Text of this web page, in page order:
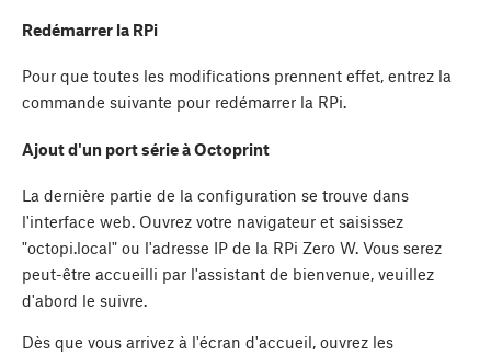
Redémarrer la RPi
Pour que toutes les modifications prennent effet, entrez la
commande suivante pour redémarrer la RPi.
Ajout d'un port série à Octoprint
La dernière partie de la configuration se trouve dans
l'interface web. Ouvrez votre navigateur et saisissez
"octopi.local" ou l'adresse IP de la RPi Zero W. Vous serez
peut-être accueilli par l'assistant de bienvenue, veuillez
d'abord le suivre.
Dès que vous arrivez à l'écran d'accueil, ouvrez les